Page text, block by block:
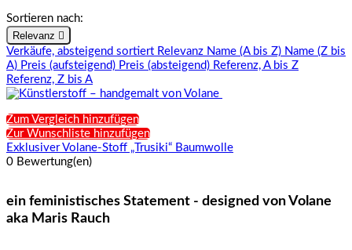
Sortieren nach:
Relevanz 
Verkäufe, absteigend sortiert Relevanz Name (A bis Z) Name (Z bis
A) Preis (aufsteigend) Preis (absteigend) Referenz, A bis Z
Referenz, Z bis A
Zum Vergleich hinzufügen
Zur Wunschliste hinzufügen
Exklusiver Volane-Stoff „Trusiki“ Baumwolle
0 Bewertung(en)
ein feministisches Statement - designed von Volane
aka Maris Rauch